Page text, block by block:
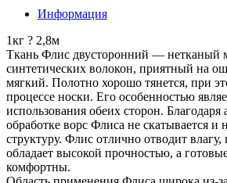
Информация
1кг ? 2,8м
Ткань Флис двусторонний — нетканый
синтетических волокон, приятный на
мягкий. Полотно хорошо тянется, при
процессе носки. Его особенностью
использования обеих сторон.
обработке ворс Флиса не скатывается и
структуру. Флис отлично отводит влагу,
обладает высокой прочностью, а
комфортны.